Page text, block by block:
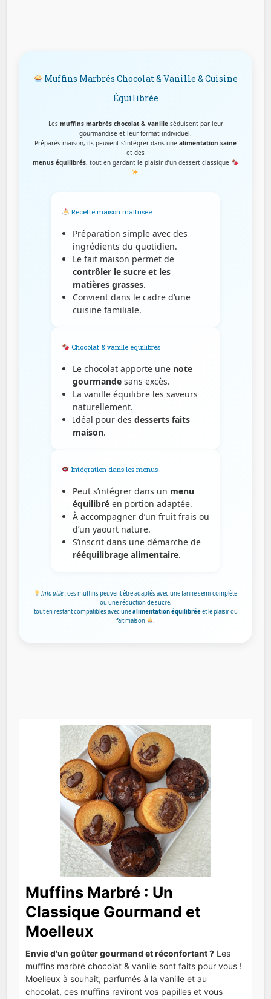
Muffins Marbrés Chocolat & Vanille & Cuisine
Équilibrée
Les muffins marbrés chocolat & vanilleséduisent par leur
gourmandise et leur format individuel.
Préparés maison, ils peuvent s’intégrer dans une alimentation saine
et des
menus équilibrés, tout en gardant le plaisir d’un dessert classique
.
Recette maison maîtrisée
Préparation simple avec des
ingrédients du quotidien.
Le fait maison permet de
contrôler le sucre et les
matières grasses.
Convient dans le cadre d’une
cuisine familiale.
Chocolat & vanille équilibrés
Le chocolat apporte une note
gourmande sans excès.
La vanille équilibre les saveurs
naturellement.
Idéal pour des desserts faits
maison.
Intégration dans les menus
Peut s’intégrer dans un menu
équilibré en portion adaptée.
À accompagner d’un fruit frais ou
d’un yaourt nature.
S’inscrit dans une démarche de
rééquilibrage alimentaire.
Info utile :ces muffins peuvent être adaptés avec une farine semi-complète
ou une réduction de sucre,
tout en restant compatibles avec unealimentation équilibréeet le plaisir du
fait maison
.
Muffins Marbré : Un
Classique Gourmand et
Moelleux
Envie d'un goûter gourmand et réconfortant ? Les
muffins marbré chocolat & vanille sont faits pour vous !
Moelleux à souhait, parfumés à la vanille et au
chocolat, ces muffins raviront vos papilles et vous